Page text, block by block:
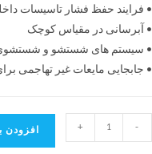
• فرایند حفظ فشار تاسیسات
• آبرسانی در مقیاس کوچک
• سیستم های شستشو و
• جابجایی مایعات غیر تهاجمی
-
+ افزودن